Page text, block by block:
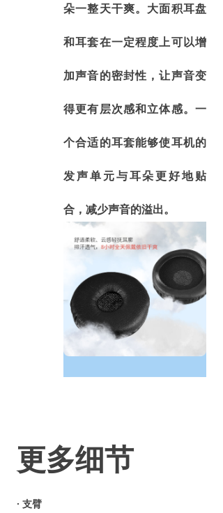
朵一整天干爽。大面积耳盘
和耳套在一定程度上可以增
加声音的密封性，让声音变
得更有层次感和立体感。一
个合适的耳套能够使耳机的
发声单元与耳朵更好地贴
合，减少声音的溢出。
更多细节
· 支臂